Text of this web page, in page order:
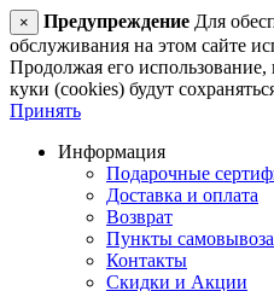
× Предупреждение Для
обслуживания на этом сайте
Продолжая его использование,
куки (cookies) будут
Принять
Информация
Подарочные
Доставка и оплата
Возврат
Пункты самовывоза
Контакты
Скидки и Акции